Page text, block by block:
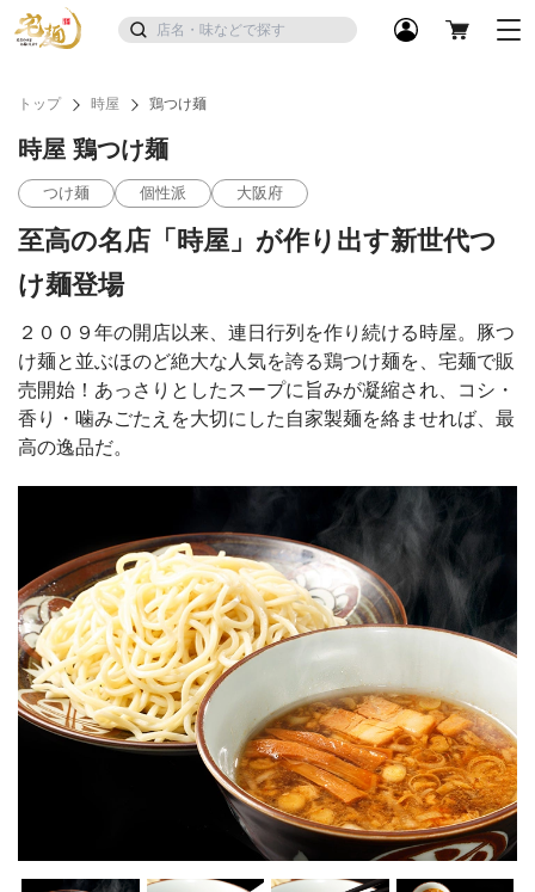
トップ 時屋 鶏つけ麺
時屋 鶏つけ麺
つけ麺 個性派 大阪府
至高の名店「時屋」が作り出す新世代つ
け麺登場
２００９年の開店以来、連日行列を作り続ける時屋。豚つ
け麺と並ぶほのど絶大な人気を誇る鶏つけ麺を、宅麺で販
売開始！あっさりとしたスープに旨みが凝縮され、コシ・
香り・噛みごたえを大切にした自家製麺を絡ませれば、最
高の逸品だ。